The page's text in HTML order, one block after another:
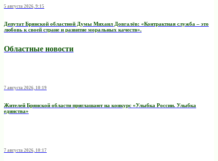
5 августа 2026, 9:15
Депутат Брянской областной Думы Михаил Довгалёв: «Контрактная служба – это
любовь к своей стране и развитие моральных качеств».
Областные новости
7 августа 2026, 10:19
Жителей Брянской области приглашают на конкурс «Улыбка России. Улыбка
единства»
7 августа 2026, 10:17